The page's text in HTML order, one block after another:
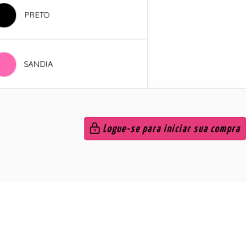
PRETO
SANDIA
Logue-se para iniciar sua compra